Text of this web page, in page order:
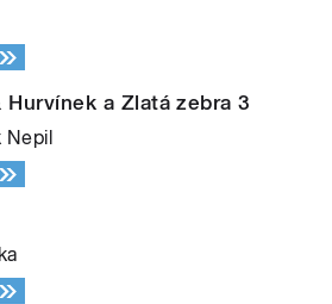
Hurvínek a Zlatá zebra 3
Nepil